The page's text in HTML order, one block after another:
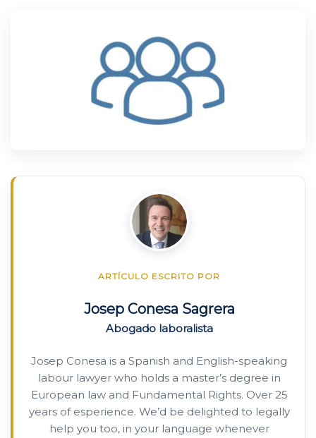
ARTÍCULO ESCRITO POR
Josep Conesa Sagrera
Abogado laboralista
Josep Conesa is a Spanish and English-speaking
labour lawyer who holds a master’s degree in
European law and Fundamental Rights. Over 25
years of esperience. We’d be delighted to legally
help you too, in your language whenever